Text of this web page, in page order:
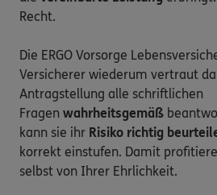
Recht.
Die ERGO Vorsorge
Versicherer wiederum vertraut
Antragstellung alle schriftlichen
Fragen wahrheitsgemäß
kann sie ihr Risiko richtig
korrekt einstufen. Damit
selbst von Ihrer Ehrlichkeit.